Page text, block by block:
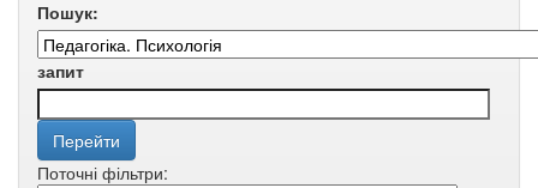
Пошук:
запит
Поточні фільтри: